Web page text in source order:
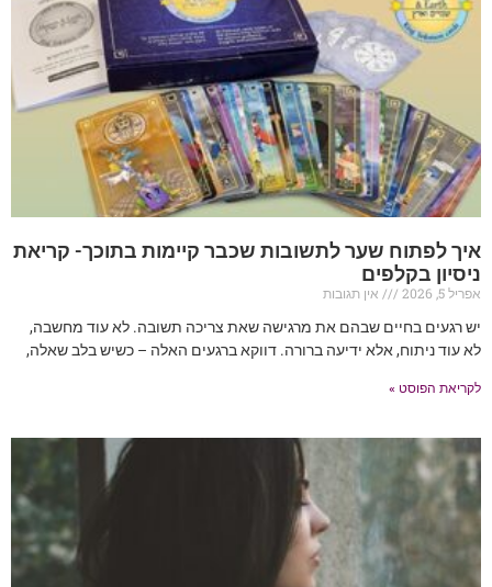
איך לפתוח שער לתשובות שכבר קיימות בתוכך- קריאת
ניסיון בקלפים
אפריל 5, 2026
אין תגובות
יש רגעים בחיים שבהם את מרגישה שאת צריכה תשובה. לא עוד מחשבה,
לא עוד ניתוח, אלא ידיעה ברורה. דווקא ברגעים האלה – כשיש בלב שאלה,
לקריאת הפוסט »